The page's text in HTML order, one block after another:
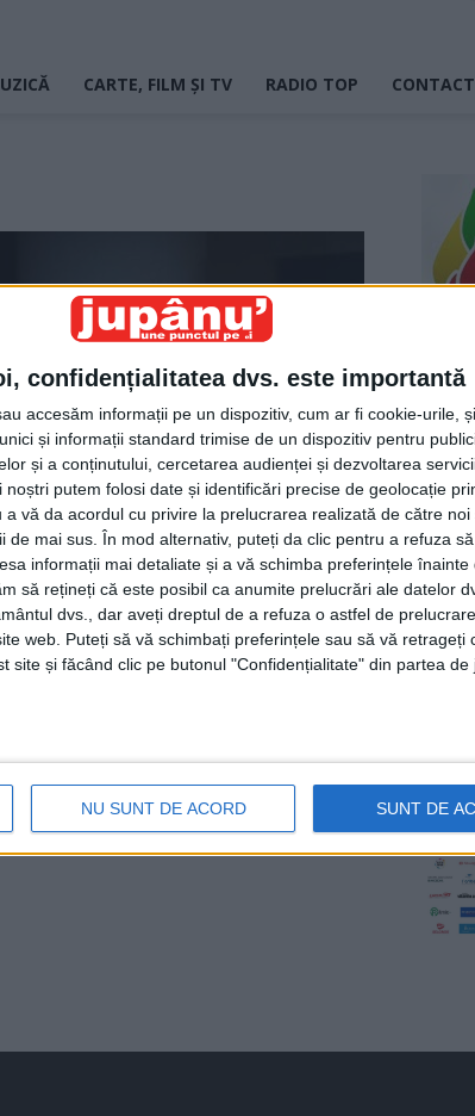
confidențialitatea dvs. este importantă
accesăm informații pe un dispozitiv, cum ar fi cookie-urile,
și informații standard trimise de un dispozitiv pentru
și a conținutului, cercetarea audienței și dezvoltarea
putem folosi date și identificări precise de geolocație
vă da acordul cu privire la prelucrarea realizată de către noi
de mai sus. În mod alternativ, puteți da clic pentru a refuza
informații mai detaliate și a vă schimba preferințele înainte
să rețineți că este posibil ca anumite prelucrări ale datelor
dvs., dar aveți dreptul de a refuza o astfel de
web. Puteți să vă schimbați preferințele sau să vă retrageți
site și făcând clic pe butonul "Confidențialitate" din partea de
NU SUNT DE ACORD SUNT DE
CARTE, FILM ȘI TV RADIO TOP CONTACT
mai trebuie să pună ceva
peisaje și mănăstiri
Avram - 12 ianuarie 2022